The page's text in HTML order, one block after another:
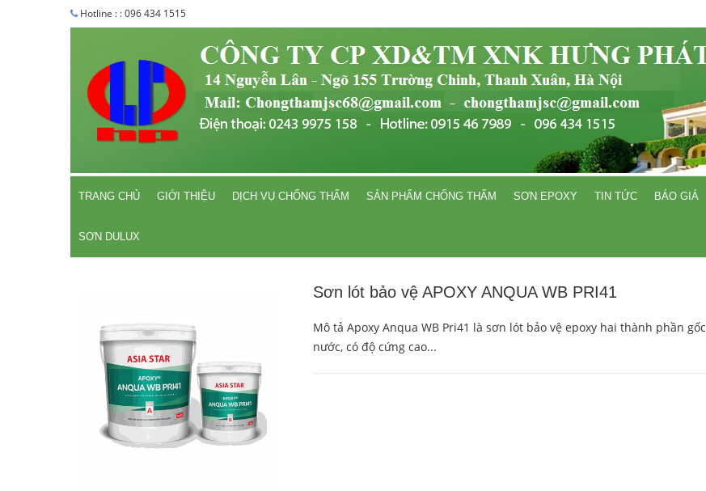
Hotline : : 096 434 1515
TRANG CHỦ GIỚI THIỆU DỊCH VỤ CHỐNG THẤM SẢN PHẨM CHỐNG THẤM SƠN EPOXY TIN TỨC BÁO GIÁ
SƠN DULUX
Sơn lót bảo vệ APOXY ANQUA WB PRI41
Mô tả Apoxy Anqua WB Pri41 là sơn lót bảo vệ epoxy hai thành phần gốc
nước, có độ cứng cao...